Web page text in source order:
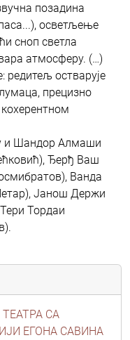
позадина
осветљење
сноп светла
атмосферу. (…)
редитељ остварује
прецизно
и Шандор Алмаши
Ђерђ Ваш
Ванда
Јанош Держи
Тордаи
СА
ЕГОНА САВИНА